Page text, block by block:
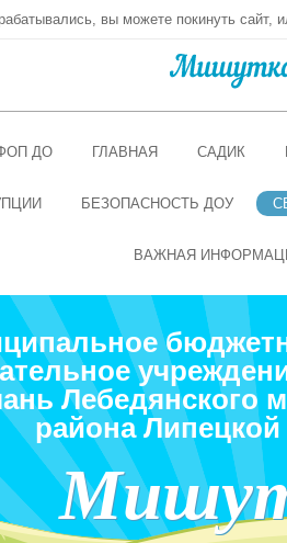
вы можете покинуть сайт,
ДО ГЛАВНАЯ САДИК
БЕЗОПАСНОСТЬ ДОУ
ВАЖНАЯ
Лебедянского
района Липецкой